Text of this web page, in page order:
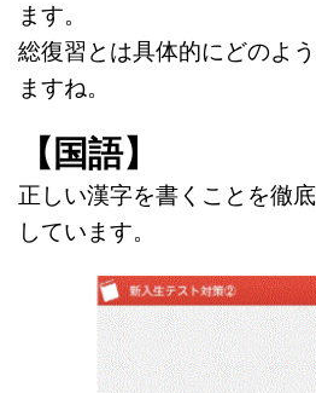
ます。
総復習とは具体的にどのよ
ますね。
【国語】
正しい漢字を書くことを徹
しています。